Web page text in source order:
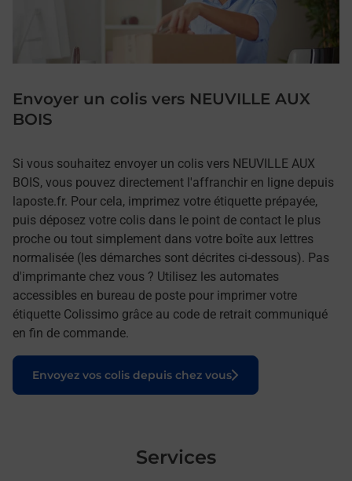
Envoyer un colis vers NEUVILLE AUX
BOIS
Si vous souhaitez envoyer un colis vers NEUVILLE AUX
BOIS, vous pouvez directement l'affranchir en ligne depuis
laposte.fr. Pour cela, imprimez votre étiquette prépayée,
puis déposez votre colis dans le point de contact le plus
proche ou tout simplement dans votre boîte aux lettres
normalisée (les démarches sont décrites ci-dessous). Pas
d'imprimante chez vous ? Utilisez les automates
accessibles en bureau de poste pour imprimer votre
étiquette Colissimo grâce au code de retrait communiqué
en fin de commande.
Envoyez vos colis depuis chez vous
Le lien s'ouvre dans un nouvel onglet
Services